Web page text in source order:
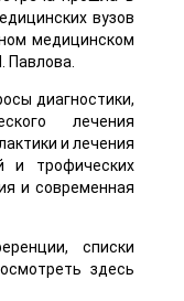
вузов
медицинском
Павлова.
диагностики,
лечения
и лечения
и трофических
и современная
списки
здесь